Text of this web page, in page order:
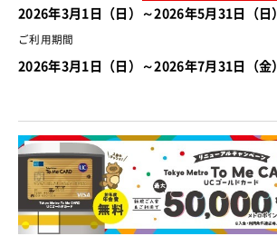
2026年3月1日（日）～2026年5月31日（日）
ご利用期間
2026年3月1日（日）～2026年7月31日（金）